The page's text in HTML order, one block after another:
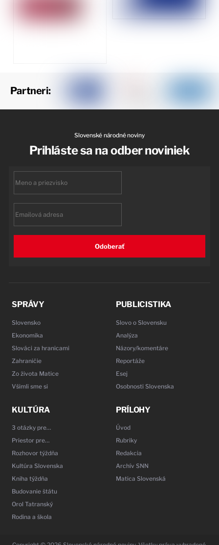
Partneri:
Slovenské národné noviny
Prihláste sa na odber noviniek
Odoberať
SPRÁVY
Slovensko
Ekonomika
Slováci za hranicami
Zahraničie
Zo života Matice
Všimli sme si
PUBLICISTIKA
Slovo o Slovensku
Analýza
Názory/komentáre
Reportáže
Esej
Osobnosti Slovenska
KULTÚRA
3 otázky pre…
Priestor pre…
Rozhovor týždňa
Kultúra Slovenska
Kniha týždňa
Budovanie štátu
Orol Tatranský
Rodina a škola
PRÍLOHY
Úvod
Rubriky
Redakcia
Archív SNN
Matica Slovenská